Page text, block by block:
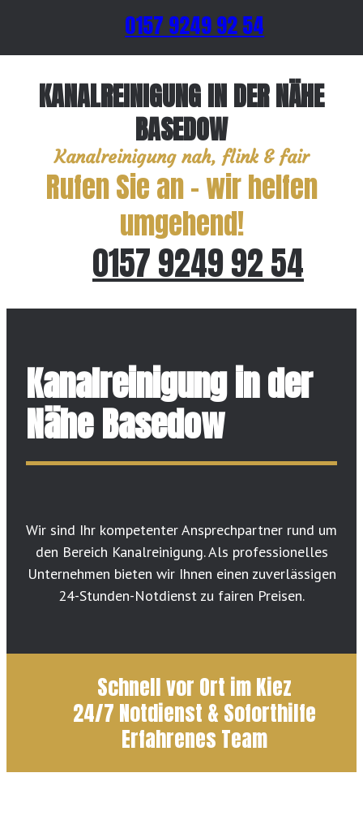
0157 9249 92 54
KANALREINIGUNG IN DER NÄHE
BASEDOW
Kanalreinigung nah, flink & fair
Rufen Sie an – wir helfen
umgehend!
0157 9249 92 54
Kanalreinigung in der
Nähe Basedow
Wir sind Ihr kompetenter Ansprechpartner rund um
den Bereich Kanalreinigung. Als professionelles
Unternehmen bieten wir Ihnen einen zuverlässigen
24-Stunden-Notdienst zu fairen Preisen.
Schnell vor Ort im Kiez
24/7 Notdienst & Soforthilfe
Erfahrenes Team